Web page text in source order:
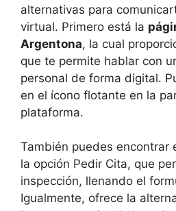
alternativas para
virtual. Primero está la
Argentona, la cual
que te permite hablar con
personal de forma digital.
en el ícono flotante en la
plataforma.
También puedes encontrar
la opción Pedir Cita, que
inspección, llenando el
Igualmente, ofrece la